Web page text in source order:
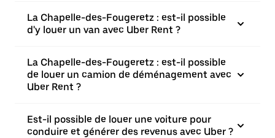
La Chapelle-des-Fougeretz : est-il possible
d'y louer un van avec Uber Rent ?
La Chapelle-des-Fougeretz : est-il possible
de louer un camion de déménagement avec
Uber Rent ?
Est-il possible de louer une voiture pour
conduire et générer des revenus avec Uber ?